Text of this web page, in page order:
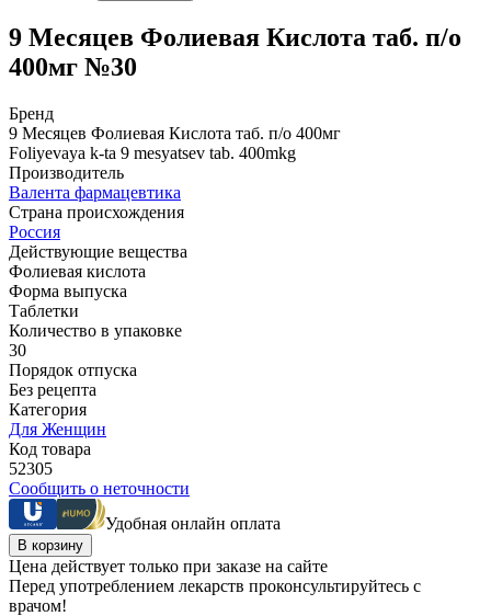
9 Месяцев Фолиевая Кислота таб. п/о
400мг №30
Бренд
9 Месяцев Фолиевая Кислота таб. п/о 400мг
Foliyevaya k-ta 9 mesyatsev tab. 400mkg
Производитель
Валента фармацевтика
Страна происхождения
Россия
Действующие вещества
Фолиевая кислота
Форма выпуска
Таблетки
Количество в упаковке
30
Порядок отпуска
Без рецепта
Категория
Для Женщин
Код товара
52305
Сообщить о неточности
Удобная онлайн оплата
В корзину
Цена действует только при заказе на сайте
Перед употреблением лекарств проконсультируйтесь с
врачом!